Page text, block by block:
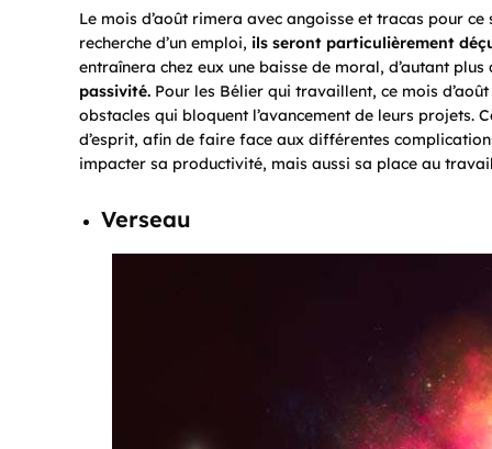
Le mois d’août rimera avec angoisse et tracas pour
recherche d’un emploi, ils seront particulièrement
entraînera chez eux une baisse de moral, d’autant
passivité. Pour les Bélier qui travaillent, ce mois
obstacles qui bloquent l’avancement de leurs projets.
d’esprit, afin de faire face aux différentes
impacter sa productivité, mais aussi sa place au
Verseau